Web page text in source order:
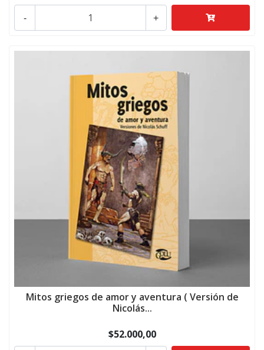
+
-
Mitos griegos de amor y aventura ( Versión de
Nicolás...
$52.000,00